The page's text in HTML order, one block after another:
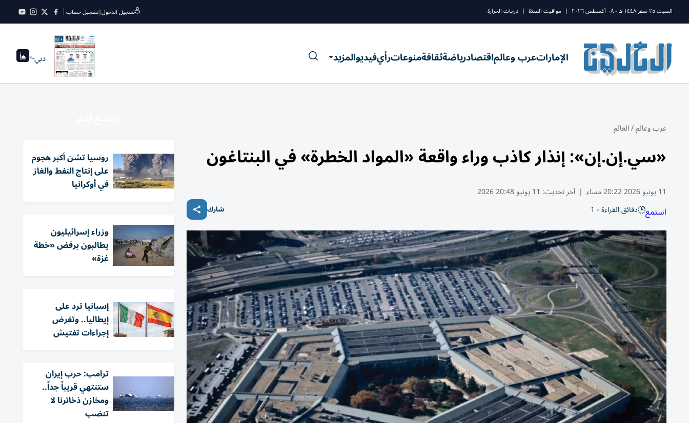
السبت ٢٥ صفر ١٤٤٨ ه - ٠٨ أغسطس ٢٠٢٦ | مواقيت الصلاة | درجات الحرارة تسجيل الدخول|تسجيل حساب
الإماراتعرب وعالماقتصادرياضةثقافةمنوعاترأيفيديوالمزيد دبي--°
عرب وعالم/العالم
«سي.إن.إن»: إنذار كاذب وراء واقعة «المواد الخطرة» في البنتاغون
11 يونيو 2026 20:22 مساء | آخر تحديث: 11 يونيو 20:48 2026
استمع دقائق القراءة - 1 شارك
روسيا تشن أكبر هجوم
على إنتاج النفط والغاز
في أوكرانيا
وزراء إسرائيليون
يطالبون برفض «خطة
غزة»
إسبانيا ترد على
إيطاليا.. وتفرض
إجراءات تفتيش
ترامب: حرب إيران
ستنتهي قريباً جداً..
ومخازن ذخائرنا لا
تنضب